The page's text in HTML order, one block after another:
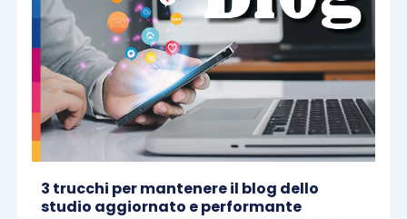
3 trucchi per mantenere il blog dello
studio aggiornato e performante